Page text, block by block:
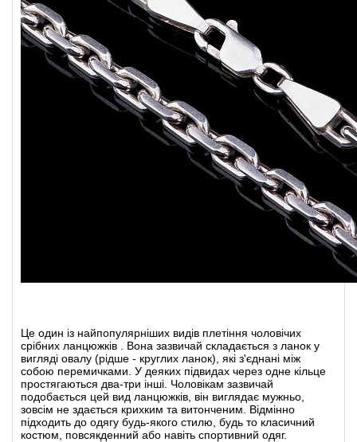
Це один із найпопулярніших видів плетіння чоловічих
срібних ланцюжків . Вона зазвичай складається з ланок у
вигляді овалу (рідше - круглих ланок), які з'єднані між
собою перемичками. У деяких підвидах через одне кільце
простягаються два-три інші. Чоловікам зазвичай
подобається цей вид ланцюжків, він виглядає мужньо,
зовсім не здається крихким та витонченим. Відмінно
підходить до одягу будь-якого стилю, будь то класичний
костюм, повсякденний або навіть спортивний одяг.